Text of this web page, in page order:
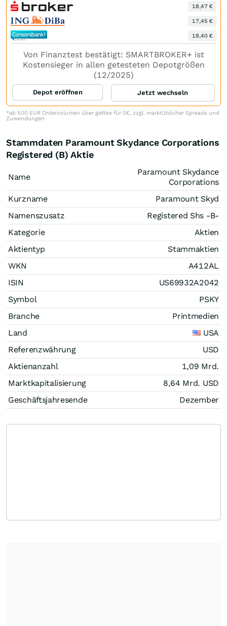
18,47 €
17,45 €
19,40 €
Von Finanztest bestätigt: SMARTBROKER+ ist
Kostensieger in allen getesteten Depotgrößen
(12/2025)
Depot eröffnen Jetzt wechseln
*ab 500 EUR Ordervolumen über gettex für 0€, zzgl. marktüblicher Spreads und
Zuwendungen
Stammdaten Paramount Skydance Corporations
Registered (B) Aktie
Name
Paramount Skydance
Corporations
Kurzname
Paramount Skyd
Namenszusatz
Registered Shs -B-
Kategorie
Aktien
Aktientyp
Stammaktien
WKN
A412AL
ISIN
US69932A2042
Symbol
PSKY
Branche
Printmedien
Land
USA
Referenzwährung
USD
Aktienanzahl
1,09 Mrd.
Marktkapitalisierung
8,64 Mrd. USD
Geschäftsjahresende
Dezember